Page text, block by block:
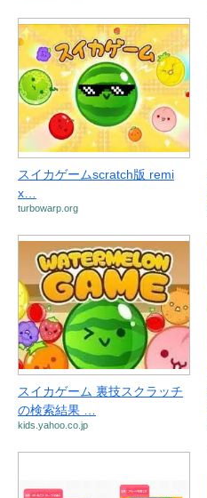
スイカゲームscratch版 remi
x…
turbowarp.org
スイカゲーム 裏技スクラッチ
の検索結果 …
kids.yahoo.co.jp